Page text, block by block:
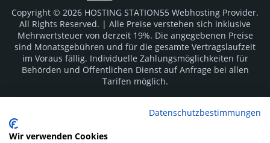
Copyright © 2026 HOSTING STATION55 Webhosting Provider.
All Rights Reserved. | Alle Preise verstehen sich inklusive
Mehrwertsteuer von derzeit 19%. Die angegebenen Preise
sind Monatsgebühren und für die gesamte Vertragslaufzeit
im Voraus fällig. Individuelle Zahlungsmöglichkeiten für
Behörden und Öffentlichen Dienst auf Anfrage bei allen
Tarifen möglich.
Hersteller. Irrtümer vorbehalten.Datenschutzbestimmungen
Wir verwenden Cookies